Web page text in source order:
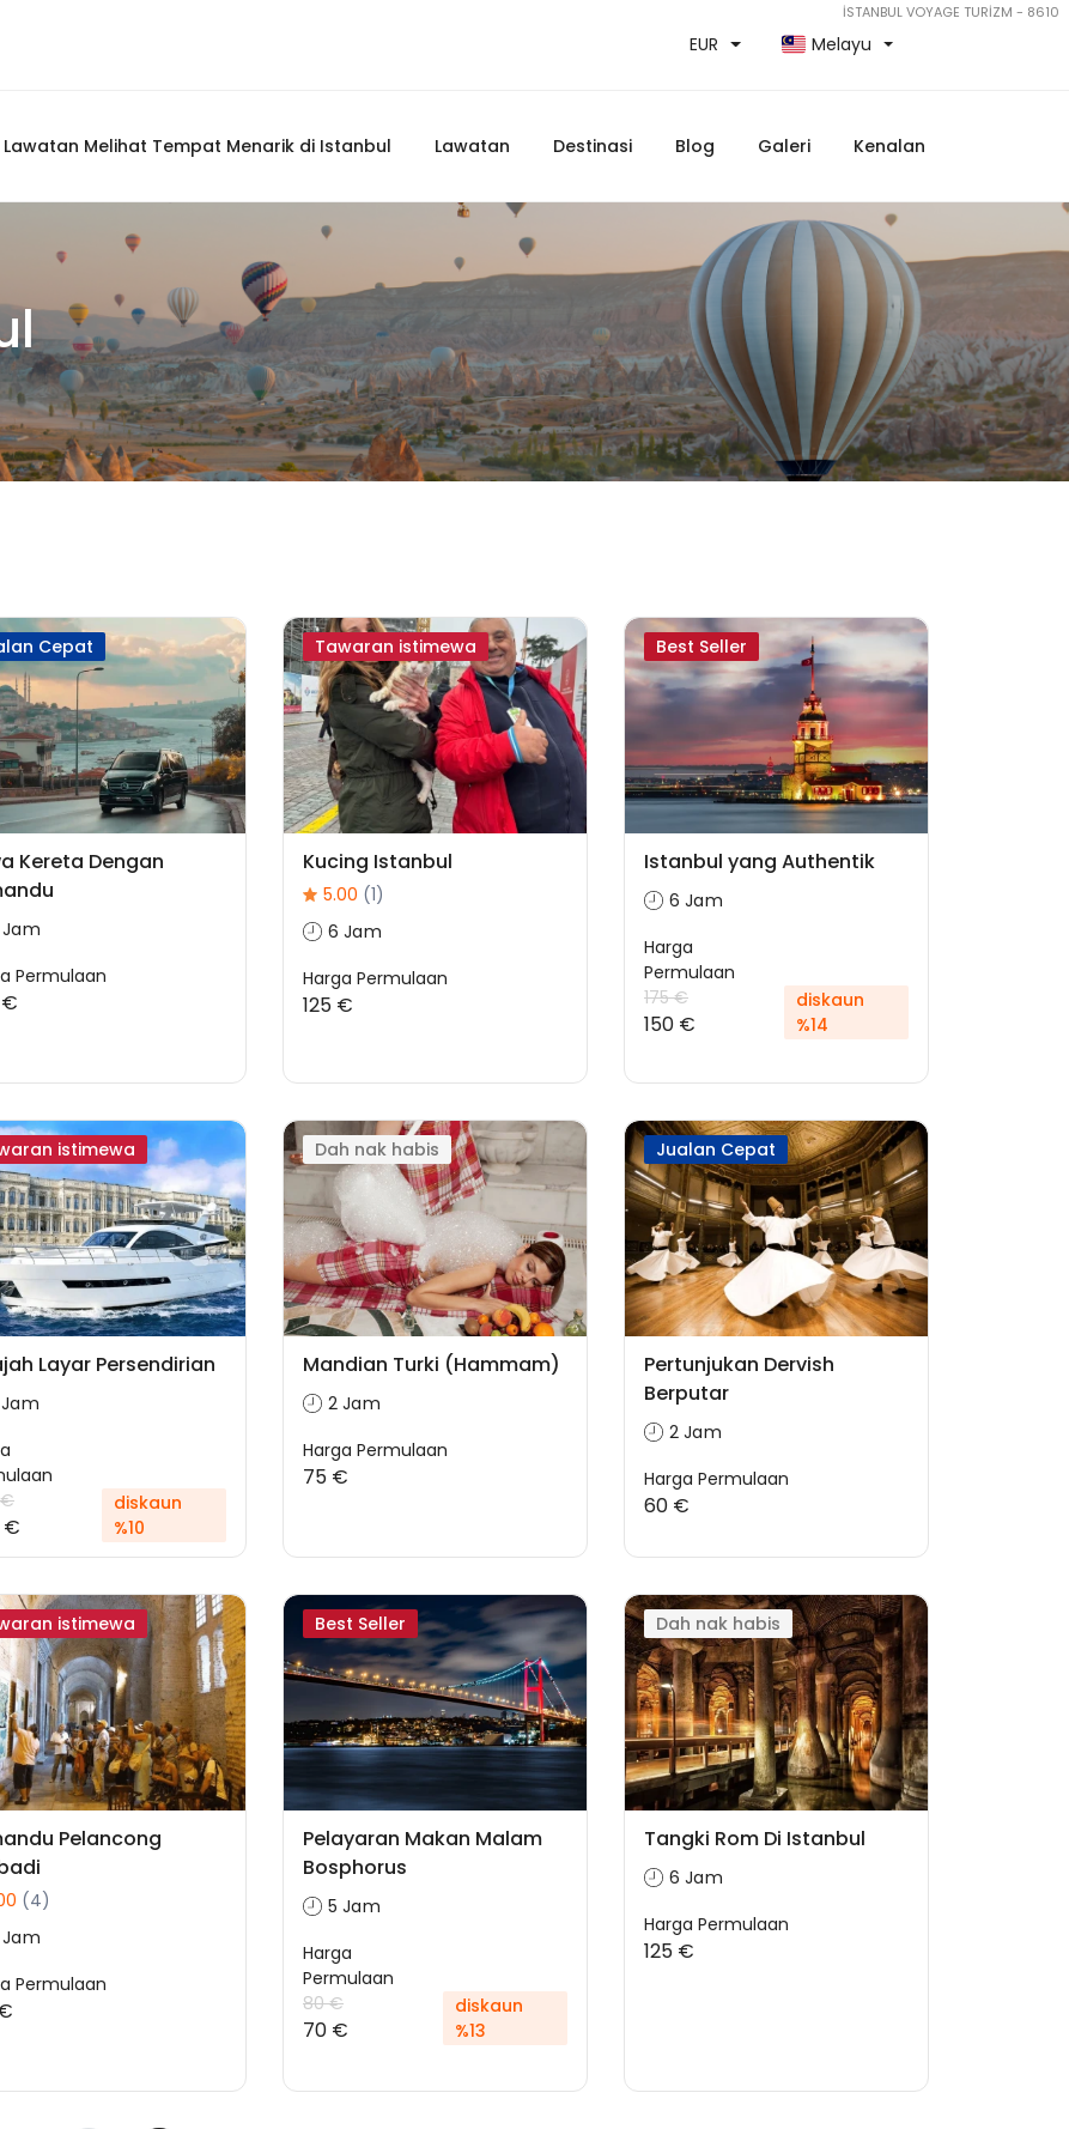
İSTANBUL VOYAGE TURİZM - 8610
EUR Melayu
Melihat Tempat Menarik di Istanbul Lawatan Destinasi Blog Galeri Kenalan
Cepat
Kereta Dengan
Permulaan
Tawaran istimewa
Kucing Istanbul
5.00 (1)
6 Jam
Harga Permulaan
125 €
Best Seller
Istanbul yang Authentik
6 Jam
Harga
Permulaan
175 €
150 €
diskaun
%14
istimewa
Layar Persendirian
€
diskaun
%10
Dah nak habis
Mandian Turki (Hammam)
2 Jam
Harga Permulaan
75 €
Jualan Cepat
Pertunjukan Dervish
Berputar
2 Jam
Harga Permulaan
60 €
istimewa
Pelancong
(4)
Permulaan
Best Seller
Pelayaran Makan Malam
Bosphorus
5 Jam
Harga
Permulaan
80 €
70 €
diskaun
%13
Dah nak habis
Tangki Rom Di Istanbul
6 Jam
Harga Permulaan
125 €